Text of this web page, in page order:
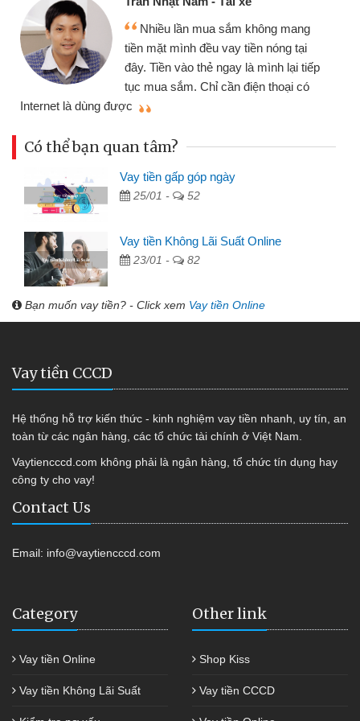
Tôi kinh doanh buôn bán nhỏ lẻ
nhiều lúc cần vốn nhập hàng, nhờ biết
đến website qua bạn bè giới thiệu tôi
đã giải quyết được công việc của
Có thể bạn quan tâm?
Vay tiền gấp góp ngày
25/01 - 52
Vay tiền Không Lãi Suất Online
23/01 - 82
Bạn muốn vay tiền? - Click xem Vay tiền Online
Vay tiền CCCD
Hệ thống hỗ trợ kiến thức - kinh nghiệm vay tiền nhanh, uy tín, an
toàn từ các ngân hàng, các tổ chức tài chính ở Việt Nam.
Vaytiencccd.com không phải là ngân hàng, tổ chức tín dụng hay
công ty cho vay!
Contact Us
Email: info@vaytiencccd.com
Category
Vay tiền Online
Vay tiền Không Lãi Suất
Other link
Shop Kiss
Vay tiền CCCD